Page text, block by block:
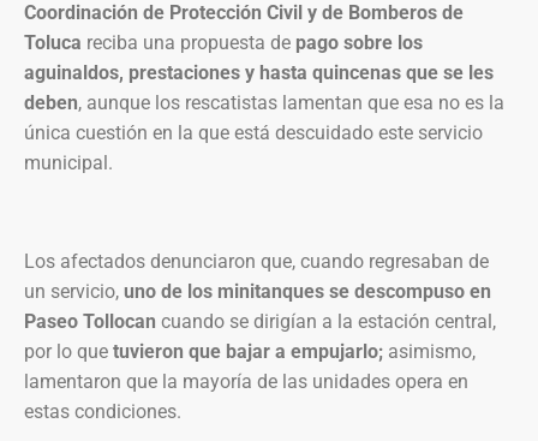
Coordinación de Protección Civil y de Bomberos de
Toluca reciba una propuesta de pago sobre los
aguinaldos, prestaciones y hasta quincenas que se les
deben, aunque los rescatistas lamentan que esa no es la
única cuestión en la que está descuidado este servicio
municipal.
Los afectados denunciaron que, cuando regresaban de
un servicio, uno de los minitanques se descompuso en
Paseo Tollocan cuando se dirigían a la estación central,
por lo que tuvieron que bajar a empujarlo; asimismo,
lamentaron que la mayoría de las unidades opera en
estas condiciones.